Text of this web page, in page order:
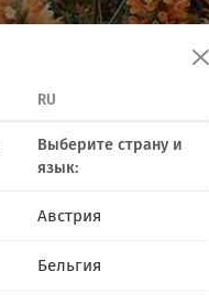
RU
Выберите страну и
язык:
Австрия
Бельгия